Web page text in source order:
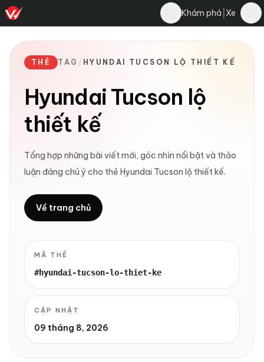
Khám phá Xe
THẺ TAG / HYUNDAI TUCSON LỘ THIẾT KẾ
Hyundai Tucson lộ
thiết kế
Tổng hợp những bài viết mới, góc nhìn nổi bật và thảo
luận đáng chú ý cho thẻ Hyundai Tucson lộ thiết kế.
Về trang chủ
MÃ THẺ
#hyundai-tucson-lo-thiet-ke
CẬP NHẬT
09 tháng 8, 2026